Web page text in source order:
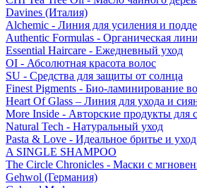
Davines (Италия)
Alchemic - Линия для усиления и
Authentic Formulas - Органическая
Essential Haircare - Eжедневный уход
OI - Абсолютная красота волос
SU - Средства для защиты от солнца
Finest Pigments - Био-ламинирование
Heart Of Glass – Линия для ухода и
More Inside - Авторские продукты для
Natural Tech - Натуральный уход
Pasta & Love - Идеальное бритье и
A SINGLE SHAMPOO
The Circle Chronicles - Маски с
Gehwol (Германия)